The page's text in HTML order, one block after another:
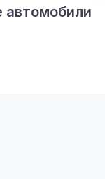
автомобили